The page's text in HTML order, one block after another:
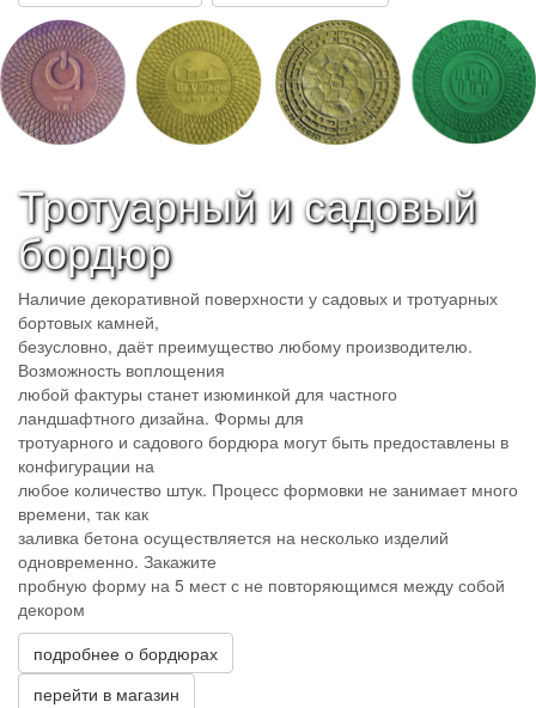
Тротуарный и садовый
бордюр
Наличие декоративной поверхности у садовых и тротуарных
бортовых камней,
безусловно, даёт преимущество любому производителю.
Возможность воплощения
любой фактуры станет изюминкой для частного
ландшафтного дизайна. Формы для
тротуарного и садового бордюра могут быть предоставлены в
конфигурации на
любое количество штук. Процесс формовки не занимает много
времени, так как
заливка бетона осуществляется на несколько изделий
одновременно. Закажите
пробную форму на 5 мест с не повторяющимся между собой
декором
подробнее о бордюрах
перейти в магазин